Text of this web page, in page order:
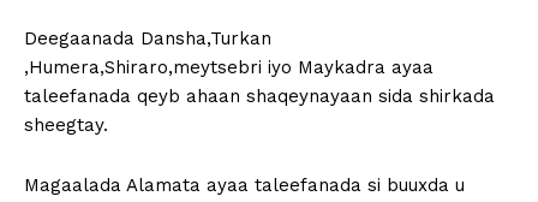
Deegaanada Dansha,Turkan
,Humera,Shiraro,meytsebri iyo Maykadra ayaa
taleefanada qeyb ahaan shaqeynayaan sida shirkada
sheegtay.
Magaalada Alamata ayaa taleefanada si buuxda u